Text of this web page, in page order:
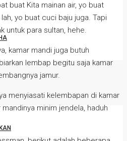
buat Kita mainan air, yo buat
yo buat cuci baju juga. Tapi
untuk para sultan, hehe.
kamar mandi juga butuh
lembap begitu saja kamar
jamur.
menyiasati kelembapan di kamar
minim jendela, haduh